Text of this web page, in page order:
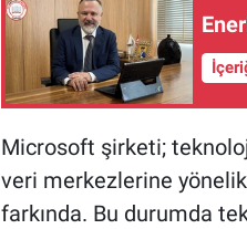
Microsoft şirketi;
veri merkezlerine yönelik
farkında. Bu durumda